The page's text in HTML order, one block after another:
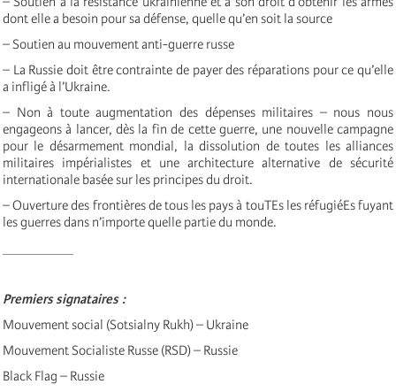
dont elle a besoin pour sa défense, quelle qu’en soit la source
– Soutien au mouvement anti-guerre russe
– La Russie doit être contrainte de payer des réparations pour ce qu’elle
a infligé à l’Ukraine.
– Non à toute augmentation des dépenses militaires – nous nous
engageons à lancer, dès la fin de cette guerre, une nouvelle campagne
pour le désarmement mondial, la dissolution de toutes les alliances
militaires impérialistes et une architecture alternative de sécurité
internationale basée sur les principes du droit.
– Ouverture des frontières de tous les pays à touTEs les réfugiéEs fuyant
les guerres dans n’importe quelle partie du monde.
Premiers signataires :
Mouvement social (Sotsialny Rukh) – Ukraine
Mouvement Socialiste Russe (RSD) – Russie
Black Flag – Russie